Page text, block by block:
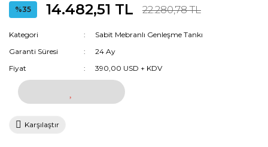
%35 14.482,51 TL 22.280,78 TL
Kategori
Sabit Mebranlı Genleşme Tankı
Garanti Süresi
24 Ay
Fiyat
390,00 USD + KDV
Karşılaştır